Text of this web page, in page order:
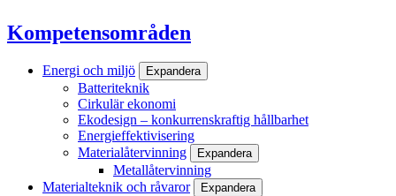
Kompetensområden
Energi och miljö Expandera
Batteriteknik
Cirkulär ekonomi
Ekodesign – konkurrenskraftig hållbarhet
Energieffektivisering
Materialåtervinning
Expandera
Metallåtervinning
Materialteknik och råvaror
Expandera